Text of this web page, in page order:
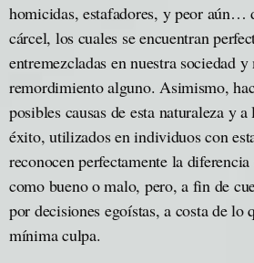
homicidas, estafadores, y peor aún…
cárcel, los cuales se encuentran
entremezcladas en nuestra sociedad
remordimiento alguno. Asimismo,
posibles causas de esta naturaleza y
éxito, utilizados en individuos con
reconocen perfectamente la
como bueno o malo, pero, a fin de
por decisiones egoístas, a costa de lo
mínima culpa.